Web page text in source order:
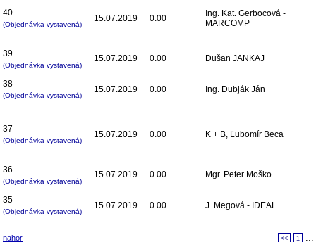
40
(Objednávka vystavená)
15.07.2019 0.00
Ing. Kat. Gerbocová -
MARCOMP
39
(Objednávka vystavená)
15.07.2019 0.00 Dušan JANKAJ
38
(Objednávka vystavená)
15.07.2019 0.00 Ing. Dubják Ján
37
(Objednávka vystavená)
15.07.2019 0.00 K + B, Ľubomír Beca
36
(Objednávka vystavená)
15.07.2019 0.00 Mgr. Peter Moško
35
(Objednávka vystavená)
15.07.2019 0.00 J. Megová - IDEAL
nahor << 1